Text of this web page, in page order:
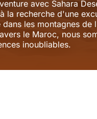
avec Sahara
la recherche d'une
dans les montagnes
le Maroc, nous
inoubliables.